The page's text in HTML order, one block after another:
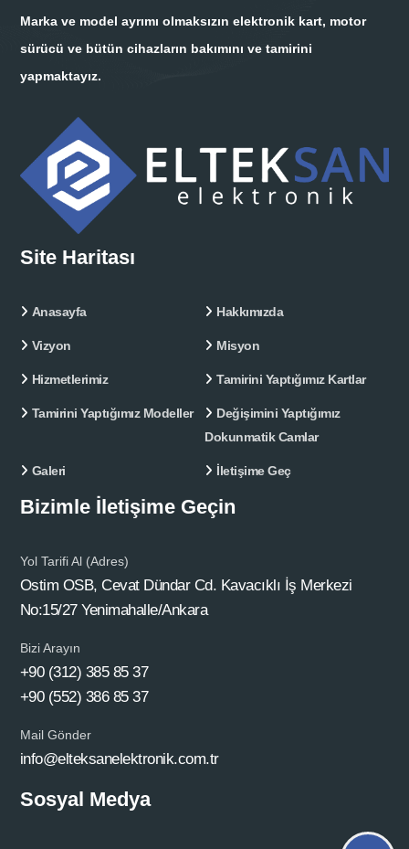
Marka ve model ayrımı olmaksızın elektronik kart, motor
sürücü ve bütün cihazların bakımını ve tamirini
yapmaktayız.
Site Haritası
Anasayfa Hakkımızda
Vizyon Misyon
Hizmetlerimiz Tamirini Yaptığımız Kartlar
Tamirini Yaptığımız Modeller
Değişimini Yaptığımız
Dokunmatik Camlar
Galeri İletişime Geç
Bizimle İletişime Geçin
Yol Tarifi Al (Adres)
Ostim OSB, Cevat Dündar Cd. Kavacıklı İş Merkezi
No:15/27 Yenimahalle/Ankara
Bizi Arayın
+90 (312) 385 85 37
+90 (552) 386 85 37
Mail Gönder
info@elteksanelektronik.com.tr
Sosyal Medya